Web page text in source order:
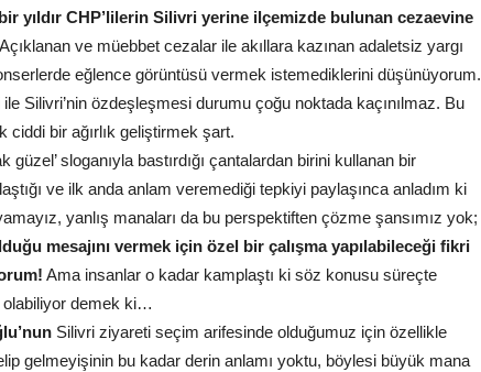
yıldır CHP’lilerin Silivri yerine ilçemizde bulunan cezaevine
Açıklanan ve müebbet cezalar ile akıllara kazınan adaletsiz yargı
eğlence görüntüsü vermek istemediklerini düşünüyorum.
Silivri’nin özdeşleşmesi durumu çoğu noktada kaçınılmaz. Bu
ciddi bir ağırlık geliştirmek şart.
güzel’ sloganıyla bastırdığı çantalardan birini kullanan bir
ve ilk anda anlam veremediği tepkiyi paylaşınca anladım ki
yanlış manaları da bu perspektiften çözme şansımız yok;
mesajını vermek için özel bir çalışma yapılabileceği fikri
Ama insanlar o kadar kamplaştı ki söz konusu süreçte
olabiliyor demek ki…
Silivri ziyareti seçim arifesinde olduğumuz için özellikle
gelmeyişinin bu kadar derin anlamı yoktu, böylesi büyük mana